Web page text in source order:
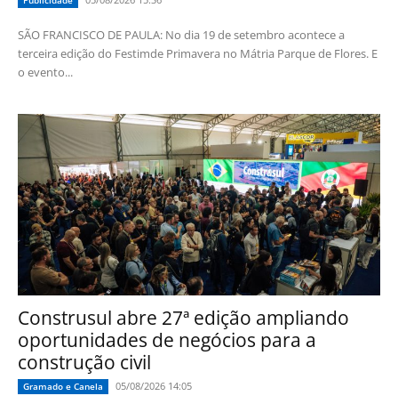
SÃO FRANCISCO DE PAULA: No dia 19 de setembro acontece a
terceira edição do Festimde Primavera no Mátria Parque de Flores. E
o evento...
Construsul abre 27ª edição ampliando
oportunidades de negócios para a
construção civil
Gramado e Canela 05/08/2026 14:05